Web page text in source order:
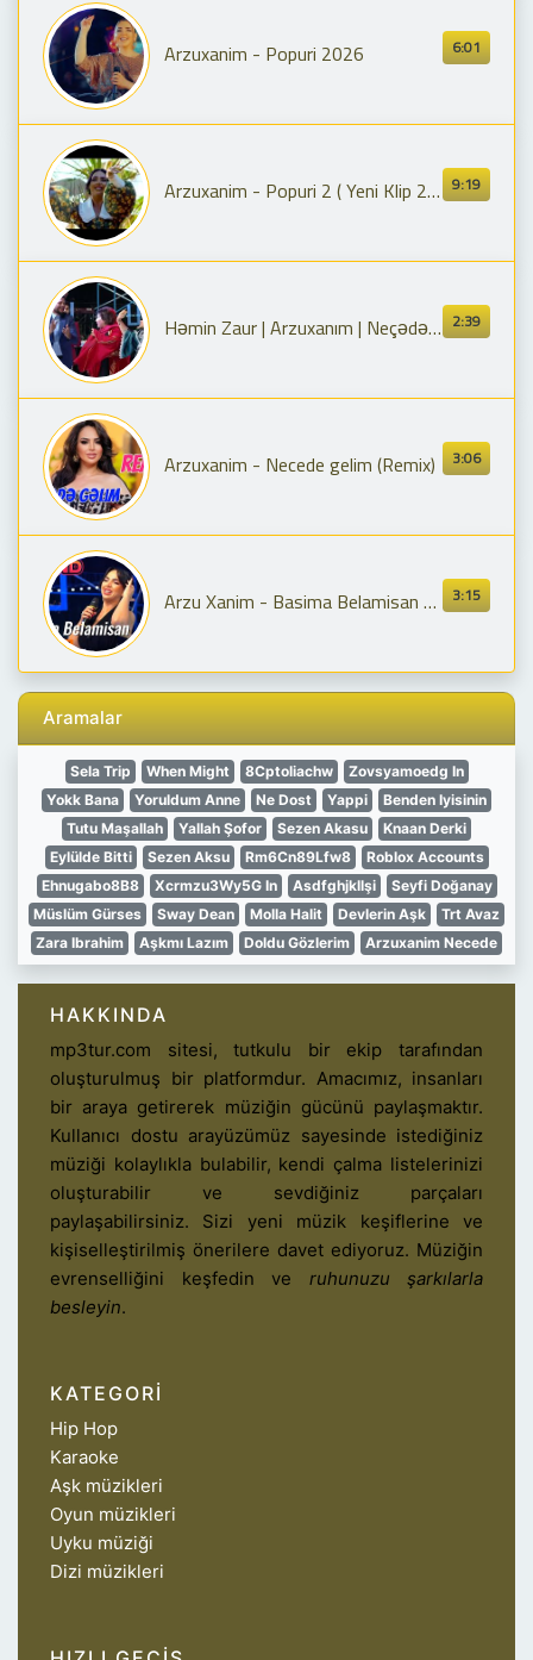
6:01
Arzuxanim - Popuri 2026
9:19
Arzuxanim - Popuri 2 ( Yeni Klip 2023)
2:39
Həmin Zaur | Arzuxanım | Neçədə gəlim?
3:06
Arzuxanim - Necede gelim (Remix)
3:15
Arzu Xanim - Basima Belamisan / Yeni 2024
Aramalar
Sela Trip When Might 8Cptoliachw
Zovsyamoedg In
Yokk Bana
Yoruldum Anne Ne Dost Yappi
Benden Iyisinin
Tutu Maşallah
Yallah Şofor Sezen Akasu
Knaan Derki
Eylülde Bitti
Sezen Aksu Rm6Cn89Lfw8
Roblox Accounts
Ehnugabo8B8
Xcrmzu3Wy5G In Asdfghjkllşi
Seyfi Doğanay
Müslüm Gürses
Sway Dean Molla Halit Devlerin Aşk
Trt Avaz
Zara Ibrahim
Aşkmı Lazım Doldu Gözlerim Arzuxanim Necede
HAKKINDA
mp3tur.com sitesi, tutkulu bir ekip tarafından
oluşturulmuş bir platformdur. Amacımız, insanları
bir araya getirerek müziğin gücünü paylaşmaktır.
Kullanıcı dostu arayüzümüz sayesinde istediğiniz
müziği kolaylıkla bulabilir, kendi çalma listelerinizi
oluşturabilir ve sevdiğiniz parçaları
paylaşabilirsiniz. Sizi yeni müzik keşiflerine ve
kişiselleştirilmiş önerilere davet ediyoruz. Müziğin
evrenselliğini keşfedin ve ruhunuzu şarkılarla
besleyin.
KATEGORI
Hip Hop
Karaoke
Aşk müzikleri
Oyun müzikleri
Uyku müziği
Dizi müzikleri